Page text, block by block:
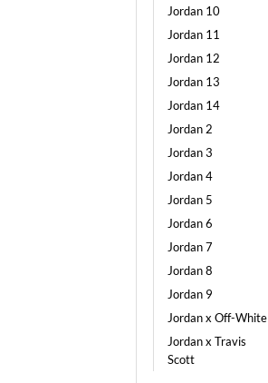
Jordan 10
Jordan 11
Jordan 12
Jordan 13
Jordan 14
Jordan 2
Jordan 3
Jordan 4
Jordan 5
Jordan 6
Jordan 7
Jordan 8
Jordan 9
Jordan x Off-White
Jordan x Travis
Scott